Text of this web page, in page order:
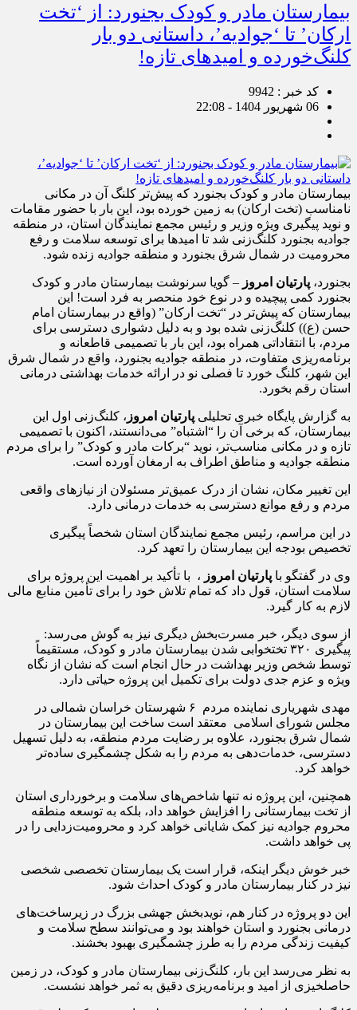
بیمارستان مادر و کودک بجنورد: از ‘تخت
ارکان’ تا ‘جوادیه’، داستانی دو بار
کلنگ‌خورده و امیدهای تازه!
کد خبر : 9942
06 شهریور 1404 - 22:08
بیمارستان مادر و کودک بجنورد که پیش‌تر کلنگ آن در مکانی
نامناسب (تخت ارکان) به زمین خورده بود، این بار با حضور مقامات
و نوید پیگیری ویژه وزیر و رئیس مجمع نمایندگان استان، در منطقه
جوادیه بجنورد کلنگ‌زنی شد تا امیدها برای توسعه سلامت و رفع
محرومیت در شمال شرق بجنورد و منطقه جوادیه زنده شود.
بجنورد، پارتیان امروز – گویا سرنوشت بیمارستان مادر و کودک
بجنورد کمی پیچیده و در نوع خود منحصر به فرد است! این
بیمارستان که پیش‌تر در “تخت ارکان” (واقع در بیمارستان امام
حسن (ع)) کلنگ‌زنی شده بود و به دلیل دشواری دسترسی برای
مردم، با انتقاداتی همراه بود، این بار با تصمیمی قاطعانه و
برنامه‌ریزی متفاوت، در منطقه جوادیه بجنورد، واقع در شمال شرق
این شهر، کلنگ خورد تا فصلی نو در ارائه خدمات بهداشتی درمانی
استان رقم بخورد.
به گزارش پایگاه خبری تحلیلی پارتیان امروز ، کلنگ‌زنی اول این
بیمارستان، که برخی آن را “اشتباه” می‌دانستند، اکنون با تصمیمی
تازه و در مکانی مناسب‌تر، نوید “برکات مادر و کودک” را برای مردم
منطقه جوادیه و مناطق اطراف به ارمغان آورده است.
این تغییر مکان، نشان از درک عمیق‌تر مسئولان از نیازهای واقعی
مردم و رفع موانع دسترسی به خدمات درمانی دارد.
در این مراسم، رئیس مجمع نمایندگان استان شخصاً پیگیری
تخصیص بودجه این بیمارستان را تعهد کرد.
وی در گفتگو با پارتیان امروز ، با تأکید بر اهمیت این پروژه برای
سلامت استان، قول داد که تمام تلاش خود را برای تأمین منابع مالی
لازم به کار گیرد.
از سوی دیگر، خبر مسرت‌بخش دیگری نیز به گوش می‌رسد:
پیگیری ۳۲۰ تختخوابی شدن بیمارستان مادر و کودک، مستقیماً
توسط شخص وزیر بهداشت در حال انجام است که نشان از نگاه
ویژه و عزم جدی دولت برای تکمیل این پروژه حیاتی دارد.
مهدی شهریاری نماینده مردم ۶ شهرستان خراسان شمالی در
مجلس شورای اسلامی معتقد است ساخت این بیمارستان در
شمال شرق بجنورد، علاوه بر رضایت مردم منطقه، به دلیل تسهیل
دسترسی، خدمات‌دهی به مردم را به شکل چشمگیری ساده‌تر
خواهد کرد.
همچنین، این پروژه نه تنها شاخص‌های سلامت و برخورداری استان
از تخت بیمارستانی را افزایش خواهد داد، بلکه به توسعه منطقه
محروم جوادیه نیز کمک شایانی خواهد کرد و محرومیت‌زدایی را در
پی خواهد داشت.
خبر خوش دیگر اینکه، قرار است یک بیمارستان تخصصی شخصی
نیز در کنار بیمارستان مادر و کودک احداث شود.
این دو پروژه در کنار هم، نویدبخش جهشی بزرگ در زیرساخت‌های
درمانی بجنورد و استان خواهند بود و می‌توانند سطح سلامت و
کیفیت زندگی مردم را به طرز چشمگیری بهبود بخشند.
به نظر می‌رسد این بار، کلنگ‌زنی بیمارستان مادر و کودک، در زمین
حاصلخیزی از امید و برنامه‌ریزی دقیق به ثمر خواهد نشست.